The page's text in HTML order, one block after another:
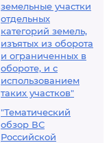
земельные участки
отдельных
категорий земель,
изъятых из оборота
и ограниченных в
обороте, и с
использованием
таких участков"
"Тематический
обзор ВС
Российской